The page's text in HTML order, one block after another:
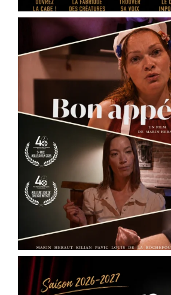
médiatique et écriture
See More
Photo
View on Facebook · Share